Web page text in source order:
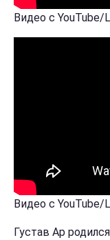
Видео с YouTube/
Видео с YouTube/
Густав Ар